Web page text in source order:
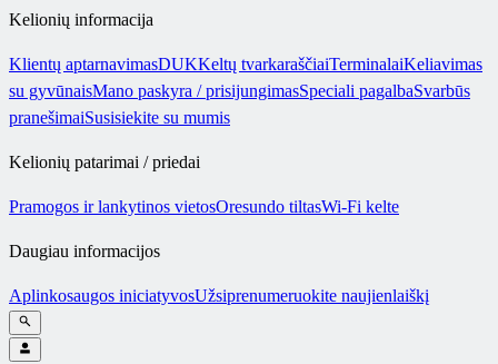
Kelionių informacija
Klientų aptarnavimasDUKKeltų tvarkaraščiaiTerminalaiKeliavimas
su gyvūnaisMano paskyra / prisijungimasSpeciali pagalbaSvarbūs
pranešimaiSusisiekite su mumis
Kelionių patarimai / priedai
Pramogos ir lankytinos vietosOresundo tiltasWi-Fi kelte
Daugiau informacijos
Aplinkosaugos iniciatyvosUžsiprenumeruokite naujienlaiškį